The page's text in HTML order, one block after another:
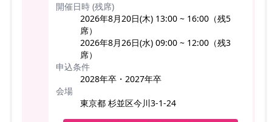
開催日時 (残席)
2026年8月20日(木) 13:00 ~ 16:00（残5
席）
2026年8月26日(水) 09:00 ~ 12:00（残3
席）
申込条件
2028年卒・2027年卒
会場
東京都 杉並区今川3-1-24